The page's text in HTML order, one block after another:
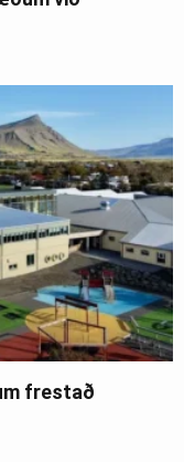
frestað